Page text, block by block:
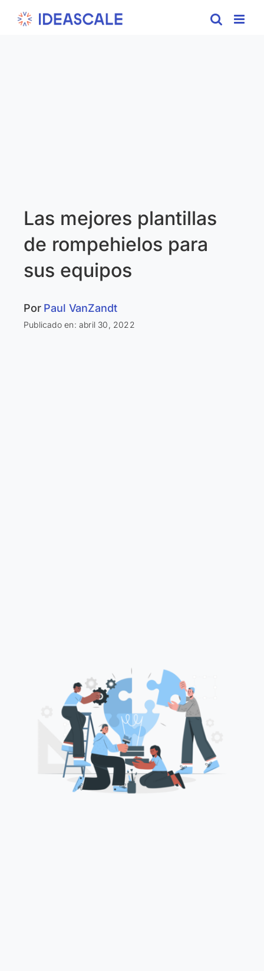
Las mejores plantillas
de rompehielos para
sus equipos
Por Paul VanZandt
Publicado en: abril 30, 2022